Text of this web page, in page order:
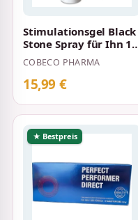
Stimulationsgel Black
Stone Spray für Ihn 15
ml
COBECO PHARMA
15,99 €
★ Bestpreis